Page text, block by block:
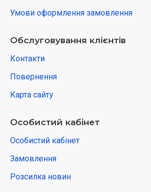
Умови оформлення замовлення
Обслуговування клієнтів
Контакти
Повернення
Карта сайту
Особистий кабінет
Особистий кабінет
Замовлення
Розсилка новин